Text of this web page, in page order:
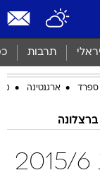
תרבות
ספרד ארגנטינה
ברצלונה
ברצלונה בית ו' יורוליג 2015/6